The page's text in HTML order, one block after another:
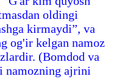
oldingi
kirmaydi”, va
og'ir kelgan namoz
(Bomdod va
namozning ajrini